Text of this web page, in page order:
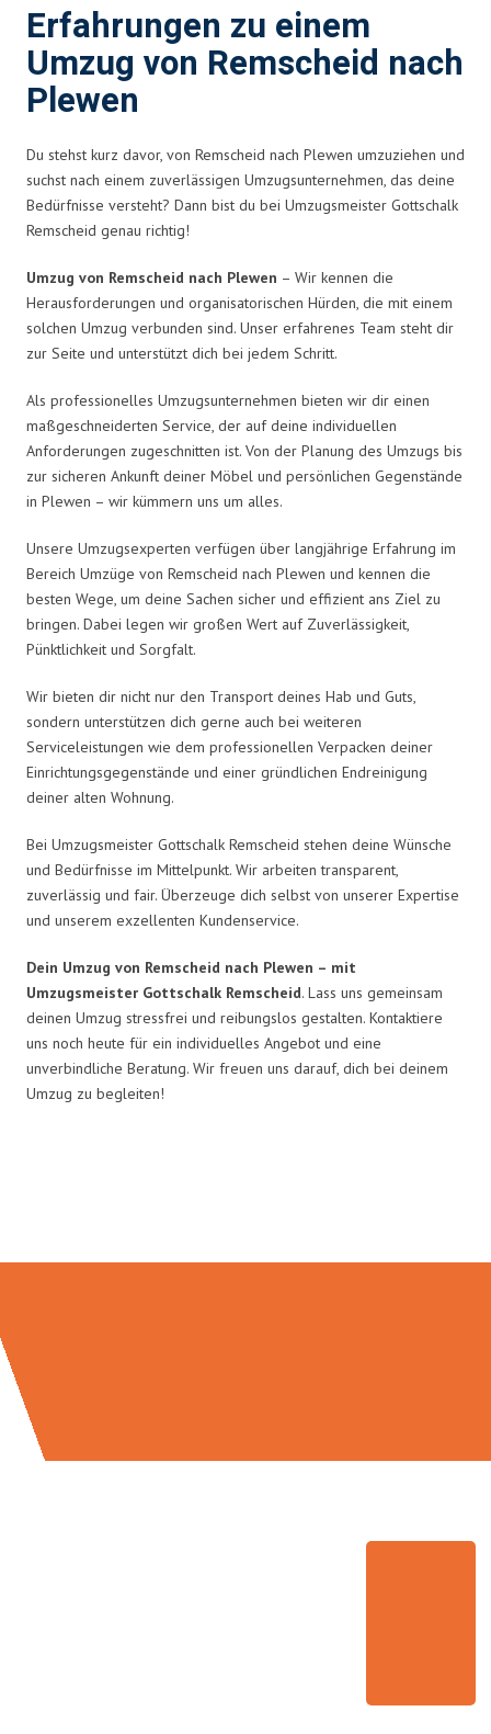
Erfahrungen zu einem
Umzug von Remscheid nach
Plewen
Du stehst kurz davor, von Remscheid nach Plewen umzuziehen und
suchst nach einem zuverlässigen Umzugsunternehmen, das deine
Bedürfnisse versteht? Dann bist du bei Umzugsmeister Gottschalk
Remscheid genau richtig!
Umzug von Remscheid nach Plewen – Wir kennen die
Herausforderungen und organisatorischen Hürden, die mit einem
solchen Umzug verbunden sind. Unser erfahrenes Team steht dir
zur Seite und unterstützt dich bei jedem Schritt.
Als professionelles Umzugsunternehmen bieten wir dir einen
maßgeschneiderten Service, der auf deine individuellen
Anforderungen zugeschnitten ist. Von der Planung des Umzugs bis
zur sicheren Ankunft deiner Möbel und persönlichen Gegenstände
in Plewen – wir kümmern uns um alles.
Unsere Umzugsexperten verfügen über langjährige Erfahrung im
Bereich Umzüge von Remscheid nach Plewen und kennen die
besten Wege, um deine Sachen sicher und effizient ans Ziel zu
bringen. Dabei legen wir großen Wert auf Zuverlässigkeit,
Pünktlichkeit und Sorgfalt.
Wir bieten dir nicht nur den Transport deines Hab und Guts,
sondern unterstützen dich gerne auch bei weiteren
Serviceleistungen wie dem professionellen Verpacken deiner
Einrichtungsgegenstände und einer gründlichen Endreinigung
deiner alten Wohnung.
Bei Umzugsmeister Gottschalk Remscheid stehen deine Wünsche
und Bedürfnisse im Mittelpunkt. Wir arbeiten transparent,
zuverlässig und fair. Überzeuge dich selbst von unserer Expertise
und unserem exzellenten Kundenservice.
Dein Umzug von Remscheid nach Plewen – mit
Umzugsmeister Gottschalk Remscheid. Lass uns gemeinsam
deinen Umzug stressfrei und reibungslos gestalten. Kontaktiere
uns noch heute für ein individuelles Angebot und eine
unverbindliche Beratung. Wir freuen uns darauf, dich bei deinem
Umzug zu begleiten!